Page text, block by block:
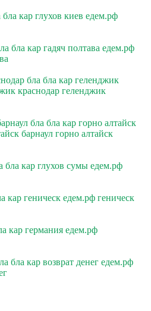
кар глухов киев едем.рф
бла кар гадяч полтава едем.рф
бла бла кар геленджик
краснодар геленджик
бла бла кар горно алтайск
барнаул горно алтайск
бла кар глухов сумы едем.рф
кар геническ едем.рф геническ
кар германия едем.рф
бла кар возврат денег едем.рф